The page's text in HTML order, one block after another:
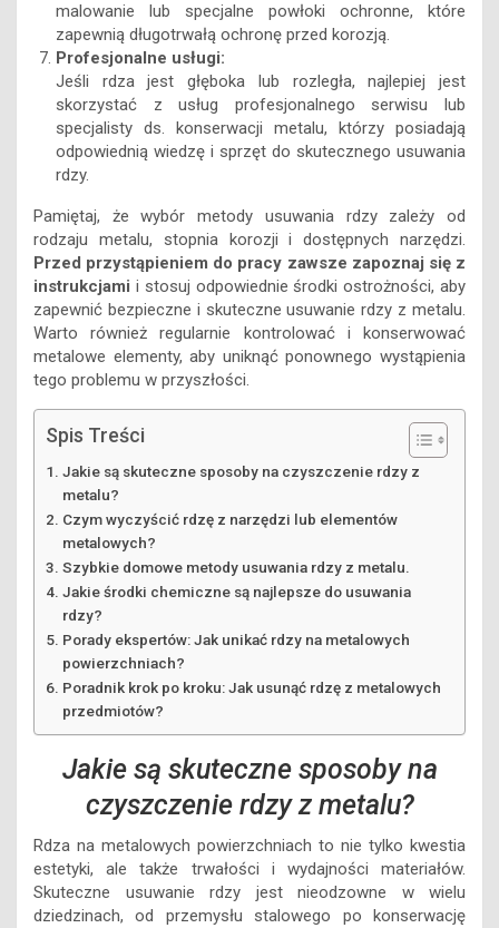
malowanie lub specjalne powłoki ochronne, które
zapewnią długotrwałą ochronę przed korozją.
Profesjonalne usługi:
Jeśli rdza jest głęboka lub rozległa, najlepiej jest
skorzystać z usług profesjonalnego serwisu lub
specjalisty ds. konserwacji metalu, którzy posiadają
odpowiednią wiedzę i sprzęt do skutecznego usuwania
rdzy.
Pamiętaj, że wybór metody usuwania rdzy zależy od
rodzaju metalu, stopnia korozji i dostępnych narzędzi.
Przed przystąpieniem do pracy zawsze zapoznaj się z
instrukcjami i stosuj odpowiednie środki ostrożności, aby
zapewnić bezpieczne i skuteczne usuwanie rdzy z metalu.
Warto również regularnie kontrolować i konserwować
metalowe elementy, aby uniknąć ponownego wystąpienia
tego problemu w przyszłości.
Spis Treści
Jakie są skuteczne sposoby na czyszczenie rdzy z
metalu?
Czym wyczyścić rdzę z narzędzi lub elementów
metalowych?
Szybkie domowe metody usuwania rdzy z metalu.
Jakie środki chemiczne są najlepsze do usuwania
rdzy?
Porady ekspertów: Jak unikać rdzy na metalowych
powierzchniach?
Poradnik krok po kroku: Jak usunąć rdzę z metalowych
przedmiotów?
Jakie są skuteczne sposoby na
czyszczenie rdzy z metalu?
Rdza na metalowych powierzchniach to nie tylko kwestia
estetyki, ale także trwałości i wydajności materiałów.
Skuteczne usuwanie rdzy jest nieodzowne w wielu
dziedzinach, od przemysłu stalowego po konserwację